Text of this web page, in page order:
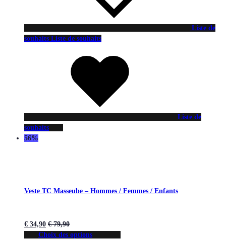
Liste de
souhaits Liste de souhaits
Liste de
souhaits
56%
Veste TC Masseube – Hommes / Femmes / Enfants
€ 34,90 €79,90
Choix des options